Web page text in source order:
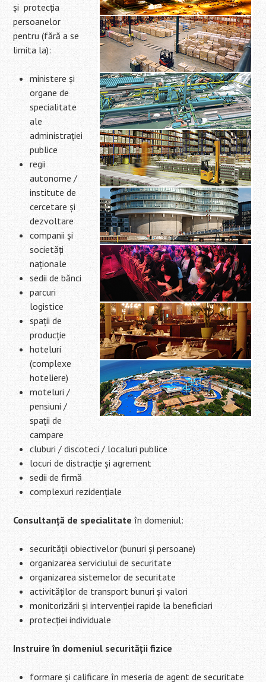
și protecția
persoanelor
pentru (fără a se
limita la):
ministere și
organe de
specialitate
ale
administrației
publice
regii
autonome /
institute de
cercetare și
dezvoltare
companii și
societăți
naționale
sedii de bănci
parcuri
logistice
spații de
producție
hoteluri
(complexe
hoteliere)
moteluri /
pensiuni /
spații de
campare
cluburi / discoteci / localuri publice
locuri de distracție și agrement
sedii de firmă
complexuri rezidențiale
Consultanță de specialitateîn domeniul:
securității obiectivelor (bunuri și persoane)
organizarea serviciului de securitate
organizarea sistemelor de securitate
activităților de transport bunuri și valori
monitorizării și intervenției rapide la beneficiari
protecției individuale
Instruire în domeniul securității fizice
formare și calificare în meseria de agent de securitate